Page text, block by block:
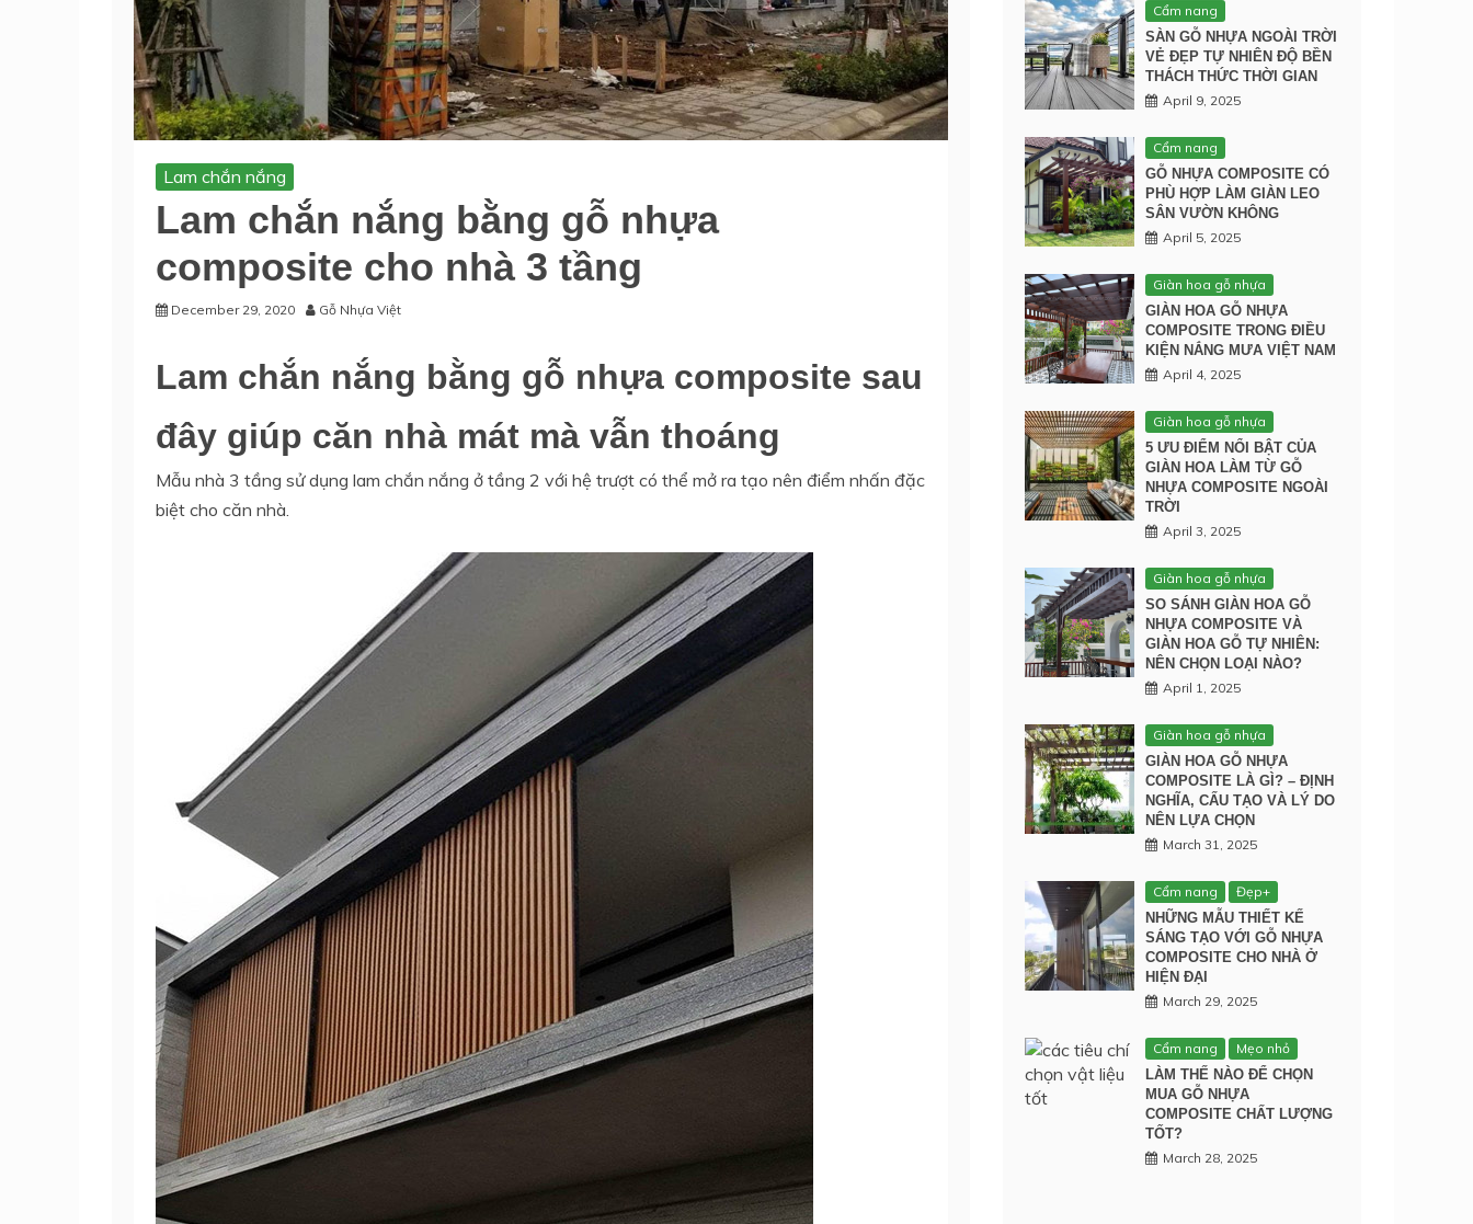
Lam chắn nắng
Lam chắn nắng bằng gỗ nhựa
composite cho nhà 3 tầng
December 29, 2020 Gỗ Nhựa Việt
Lam chắn nắng bằng gỗ nhựa composite sau
đây giúp căn nhà mát mà vẫn thoáng
Mẫu nhà 3 tầng sử dụng lam chắn nắng ở tầng 2 với hệ trượt có thể mở ra tạo nên điểm nhấn đặc
biệt cho căn nhà.
Cẩm nang
SÀN GỖ NHỰA NGOÀI TRỜI
VẺ ĐẸP TỰ NHIÊN ĐỘ BỀN
THÁCH THỨC THỜI GIAN
April 9, 2025
Cẩm nang
GỖ NHỰA COMPOSITE CÓ
PHÙ HỢP LÀM GIÀN LEO
SÂN VƯỜN KHÔNG
April 5, 2025
Giàn hoa gỗ nhựa
GIÀN HOA GỖ NHỰA
COMPOSITE TRONG ĐIỀU
KIỆN NẮNG MƯA VIỆT NAM
April 4, 2025
Giàn hoa gỗ nhựa
5 ƯU ĐIỂM NỔI BẬT CỦA
GIÀN HOA LÀM TỪ GỖ
NHỰA COMPOSITE NGOÀI
TRỜI
April 3, 2025
Giàn hoa gỗ nhựa
SO SÁNH GIÀN HOA GỖ
NHỰA COMPOSITE VÀ
GIÀN HOA GỖ TỰ NHIÊN:
NÊN CHỌN LOẠI NÀO?
April 1, 2025
Giàn hoa gỗ nhựa
GIÀN HOA GỖ NHỰA
COMPOSITE LÀ GÌ? – ĐỊNH
NGHĨA, CẤU TẠO VÀ LÝ DO
NÊN LỰA CHỌN
March 31, 2025
Cẩm nang
Đẹp+
NHỮNG MẪU THIẾT KẾ
SÁNG TẠO VỚI GỖ NHỰA
COMPOSITE CHO NHÀ Ở
HIỆN ĐẠI
March 29, 2025
Cẩm nang
Mẹo nhỏ
LÀM THẾ NÀO ĐỂ CHỌN
MUA GỖ NHỰA
COMPOSITE CHẤT LƯỢNG
TỐT?
March 28, 2025